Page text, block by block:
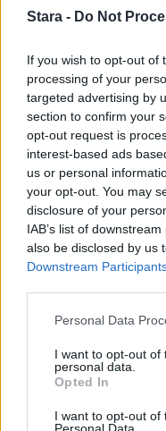
Stara - Do Not
If you wish to opt-out of
processing of your
targeted advertising by
section to confirm your
opt-out request is
interest-based ads
us or personal
your opt-out. You may
disclosure of your
IAB’s list of
also be disclosed by us
Downstream
Personal Data
I want to opt-out of
personal data.
Opted In
I want to opt-out of
Personal Data.
Alun perin
on yleensä
Info
Lähetä uutisvinkki
RSS-ohje
Lifestyle